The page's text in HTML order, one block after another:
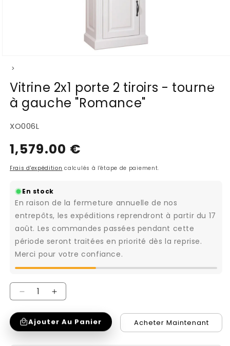
média
dans
fenêtre
modale
>
Vitrine 2x1 porte 2 tiroirs - tourne
à gauche "Romance"
SKU:
XO006L
Prix
1,579.00 €
Frais d'expédition calculés à l'étape de paiement.
En stock
En raison de la fermeture annuelle de nos
entrepôts, les expéditions reprendront à partir du 17
août. Les commandes passées pendant cette
période seront traitées en priorité dès la reprise.
Merci pour votre confiance.
Réduire
la
quantité
de
Augmenter
la
quantité
de
Ajouter Au Panier Acheter Maintenant